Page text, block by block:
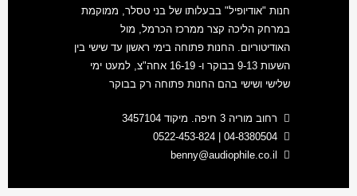
חנות "אודיופיל" בבעלותו של בני טסלר, ממוקמת
במרחק הליכה קצר ממרכז הכרמל, מול
האודיטוריום. החנות פתוחה בימי ראשון עד שישי בין
השעות 9-13 בבוקר ו- 16-19 אחה"צ, למעט ימי
שלישי ושישי בהם החנות פתוחה רק בבוקר
רחוב מוריה 3 חיפה. מיקוד 3457104
benny@audiophile.co.il